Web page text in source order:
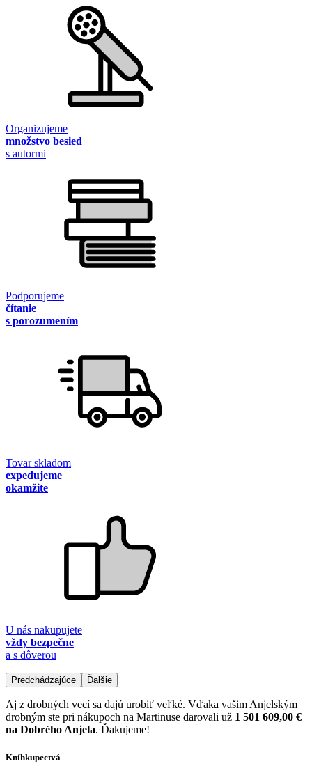
Organizujeme
množstvo besied
s autormi
Podporujeme
čítanie
s porozumením
Tovar skladom
expedujeme
okamžite
U nás nakupujete
vždy bezpečne
a s dôverou
Predchádzajúce Ďalšie
Aj z drobných vecí sa dajú urobiť veľké. Vďaka vašim Anjelským
drobným ste pri nákupoch na Martinuse darovali už 1 501 609,00 €
na Dobrého Anjela. Ďakujeme!
Kníhkupectvá